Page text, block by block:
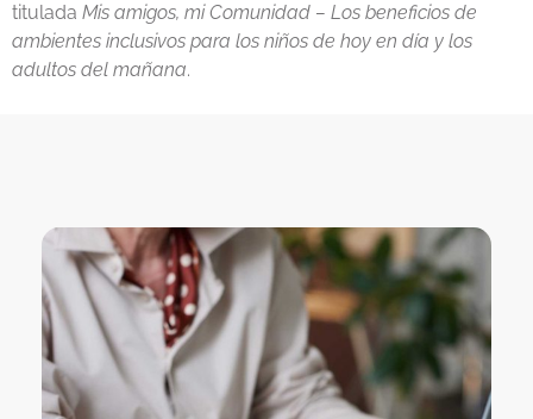
titulada Mis amigos, mi Comunidad – Los beneficios de
ambientes inclusivos para los niños de hoy en día y los
adultos del mañana.